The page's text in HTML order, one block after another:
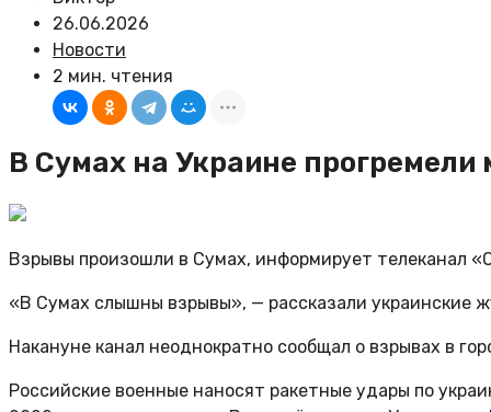
26.06.2026
Новости
2 мин. чтения
В Сумах на Украине
Взрывы произошли в Сумах, информирует телеканал
«В Сумах слышны взрывы», — рассказали украинские
Накануне канал неоднократно сообщал о взрывах в
Российские военные наносят ракетные удары по